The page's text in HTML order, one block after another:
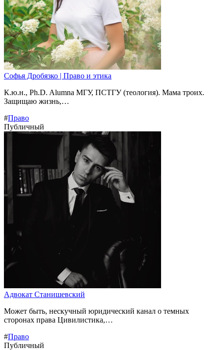
Софья Дробязко | Право и этика
К.ю.н., Ph.D. Alumna МГУ, ПСТГУ (теология). Мама троих.
Защищаю жизнь,…
#Право
Публичный
Адвокат Станишевский
Может быть, нескучный юридический канал о темных
сторонах права Цивилистика,…
#Право
Публичный